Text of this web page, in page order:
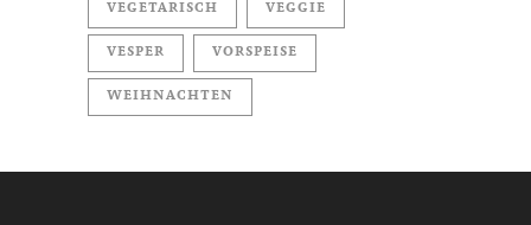
VEGETARISCH VEGGIE
VESPER VORSPEISE
WEIHNACHTEN